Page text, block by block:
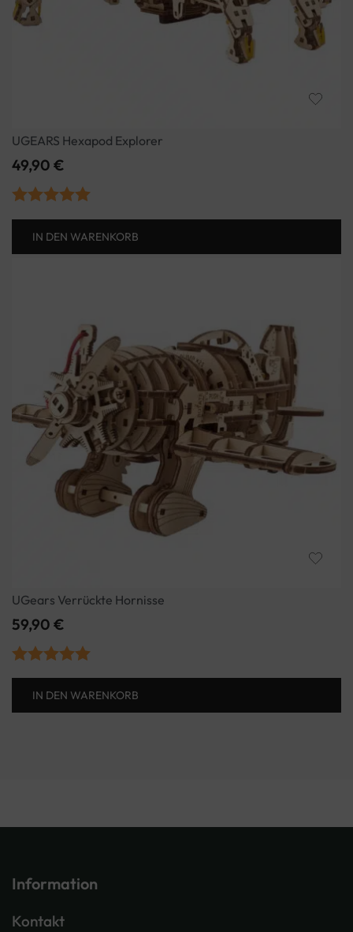
UGEARS Hexapod Explorer
49,90 €
Bewertet mit
5.00von 5
IN DEN WARENKORB
UGears Verrückte Hornisse
59,90 €
Bewertet mit
5.00von 5
IN DEN WARENKORB
Information
Kontakt